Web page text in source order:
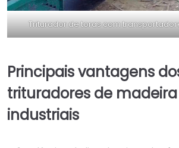
Triturador de toras com
Principais vantagens
trituradores de
industriais